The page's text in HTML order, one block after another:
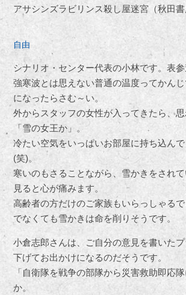
アサシンズラビリンス殺し屋迷宮（秋田書
自由
シナリオ・センター代表の小林です。表
強寒波とは思えない普通の温度ってかん
になったらさむ～い。
外からスタッフの女性が入ってきたら、
「雪の女王か」。
冷たい空気をいっぱいお部屋に持ち込んで
(笑)。
寒いのもさることながら、雪かきをされ
見ると心が痛みます。
高齢者の方だけのご家族もいらっしゃる
でなくても雪かきは命を削りそうです。
小倉志郎さんは、ご自分の意見を書いた
下げてお出かけになるのだそうです。
「自衛隊を戦争の部隊から災害救助即応
か。